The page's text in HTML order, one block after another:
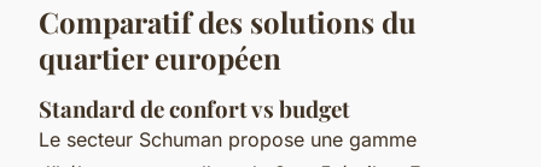
Comparatif des solutions du
quartier européen
Standard de confort vs budget
Le secteur Schuman propose une gamme